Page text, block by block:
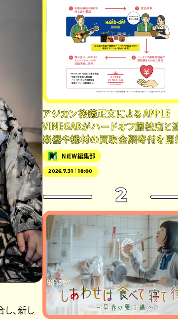
、新し
アジカン後藤正文によるAPPLE
VINEGARがハードオフ藤枝店と連
楽器や機材の買取金額寄付を開
NiEW編集部
2026.7.31｜18:00
2